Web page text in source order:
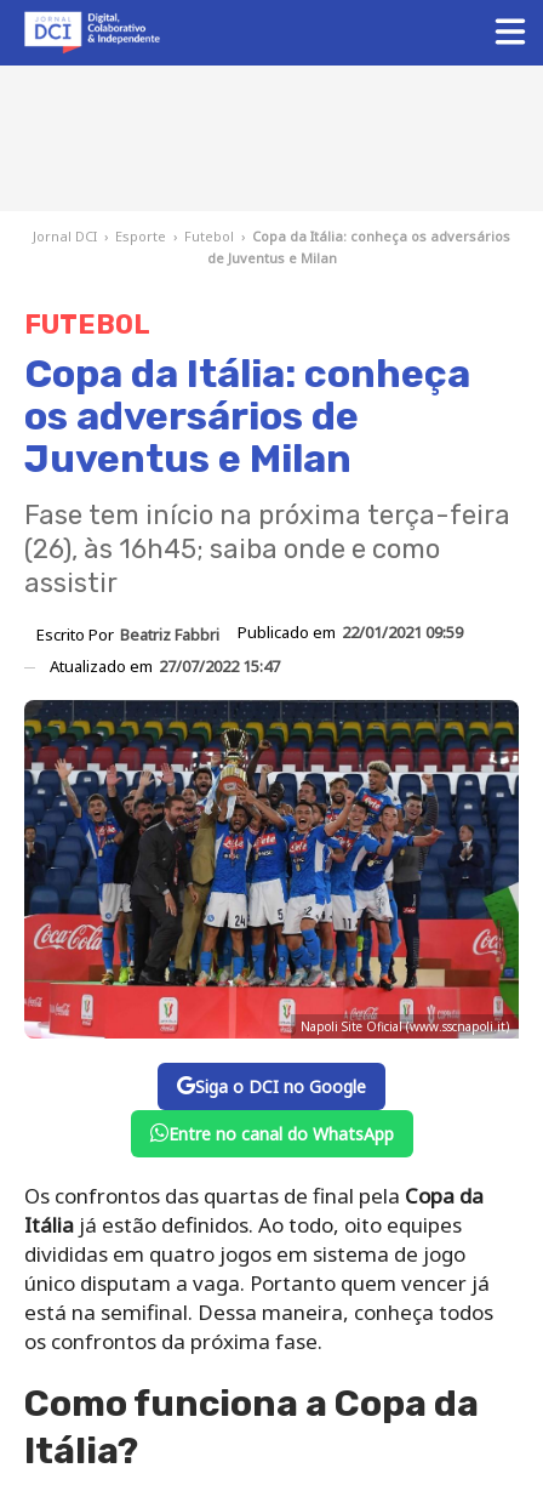
Jornal DCI › Esporte › Futebol › Copa da Itália: conheça os adversários
de Juventus e Milan
FUTEBOL
Copa da Itália: conheça
os adversários de
Juventus e Milan
Fase tem início na próxima terça-feira
(26), às 16h45; saiba onde e como
assistir
Escrito Por Beatriz Fabbri Publicado em 22/01/2021 09:59
Atualizado em 27/07/2022 15:47
Napoli Site Oficial (www.sscnapoli.it)
Siga o DCI no Google
Entre no canal do WhatsApp
Os confrontos das quartas de final pela Copa da
Itália já estão definidos. Ao todo, oito equipes
divididas em quatro jogos em sistema de jogo
único disputam a vaga. Portanto quem vencer já
está na semifinal. Dessa maneira, conheça todos
os confrontos da próxima fase.
Como funciona a Copa da
Itália?